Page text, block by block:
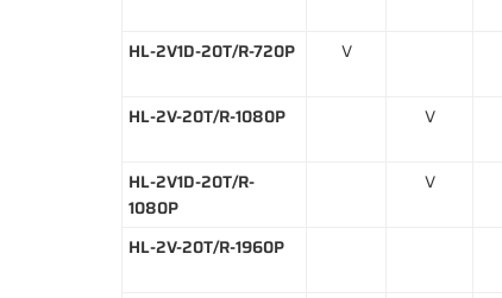
HL-2V1D-20T/R-720P
V
HL-2V-20T/R-1080P
V
HL-2V1D-20T/R-
1080P
V
HL-2V-20T/R-1960P